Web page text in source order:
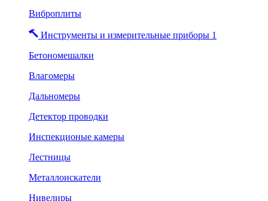
Виброплиты
Инструменты и измерительные приборы 1
Бетономешалки
Влагомеры
Дальномеры
Детектор проводки
Инспекционые камеры
Лестницы
Металлоискатели
Нивелиры